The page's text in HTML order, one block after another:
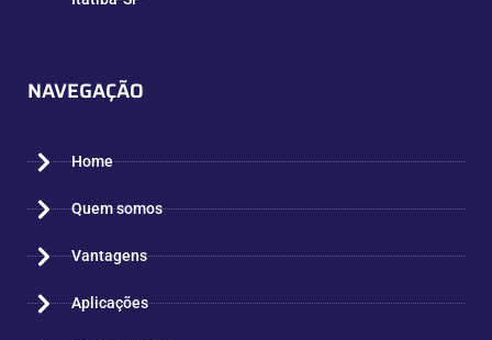
NAVEGAÇÃO
Home
Quem somos
Vantagens
Aplicações